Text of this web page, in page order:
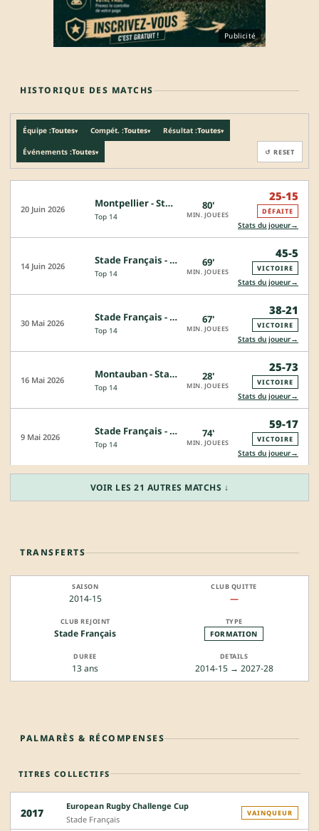
Publicité
HISTORIQUE DES MATCHS
Équipe :Toutes▾ Compét. :Toutes▾ Résultat :Toutes▾
Événements :Toutes▾ ↺ RESET
20 Juin 2026 Montpellier - Stade Français
Top 14
80'
MIN. JOUEES
25-15
DÉFAITE
Stats du joueur→
14 Juin 2026 Stade Français - La Rochelle
Top 14
69'
MIN. JOUEES
45-5
VICTOIRE
Stats du joueur→
30 Mai 2026 Stade Français - Bayonne
Top 14
67'
MIN. JOUEES
38-21
VICTOIRE
Stats du joueur→
16 Mai 2026 Montauban - Stade Français
Top 14
28'
MIN. JOUEES
25-73
VICTOIRE
Stats du joueur→
9 Mai 2026 Stade Français - LOU
Top 14
74'
MIN. JOUEES
59-17
VICTOIRE
Stats du joueur→
VOIR LES 21 AUTRES MATCHS ↓
TRANSFERTS
2014-15 —
Stade Français FORMATION
13 ans 2014-15 → 2027-28
PALMARÈS & RÉCOMPENSES
TITRES COLLECTIFS
2017
European Rugby Challenge Cup
Stade Français
VAINQUEUR